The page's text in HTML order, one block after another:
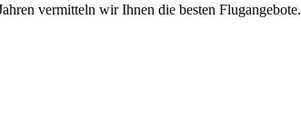
vermitteln wir Ihnen die besten Flugangebote.